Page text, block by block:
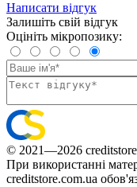
Написати відгук
Залишіть свій відгук
Оцініть мікропозику:
© 2021—2026
При використанні
creditstore.com.ua